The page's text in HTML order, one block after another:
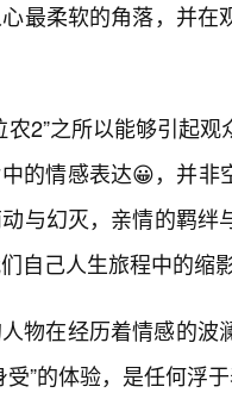
最柔软的角落，并
农2”之所以能够引起
的情感表达😀，并
与幻灭，亲情的羁
自己人生旅程中的缩
物在经历着情感的
受”的体验，是任何浮